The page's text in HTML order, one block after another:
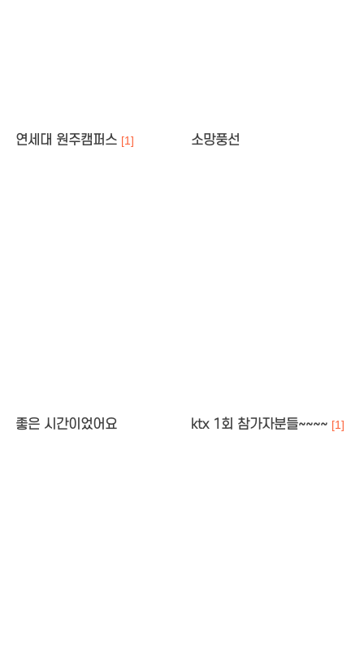
연세대 원주캠퍼스 [1] 소망풍선
좋은 시간이었어요 ktx 1회 참가자분들~~~~ [1]